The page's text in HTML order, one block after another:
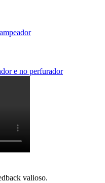
e no perfurador
valioso.